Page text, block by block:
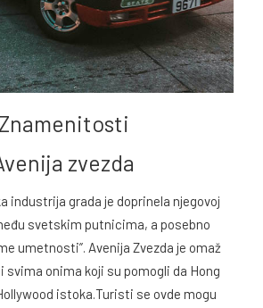
Znamenitosti
zvezda
industrija grada je doprinela njegovoj
svetskim putnicima, a posebno
umetnosti”. Avenija Zvezda je omaž
onima koji su pomogli da Hong
istoka.Turisti se ovde mogu